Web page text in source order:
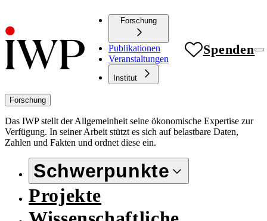
Forschung
Publikationen
Veranstaltungen
Institut
Spenden
Forschung
Das IWP stellt der Allgemeinheit seine ökonomische Expertise zur
Verfügung. In seiner Arbeit stützt es sich auf belastbare Daten,
Zahlen und Fakten und ordnet diese ein.
Schwerpunkte
Projekte